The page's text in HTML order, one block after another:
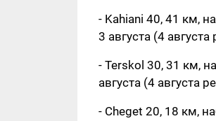
- Kahiani 40, 41 км,
3 августа (4
- Terskol 30, 31 км,
августа (4 августа
- Cheget 20, 18 км,